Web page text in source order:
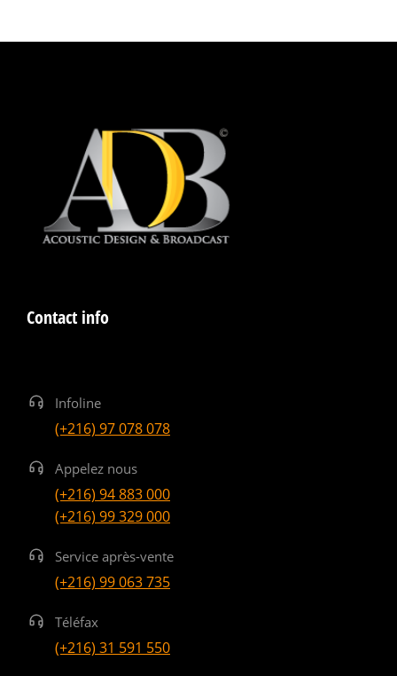
Contact info
Infoline
(+216) 97 078 078
Appelez nous
(+216) 94 883 000
(+216) 99 329 000
Service après-vente
(+216) 99 063 735
Téléfax
(+216) 31 591 550